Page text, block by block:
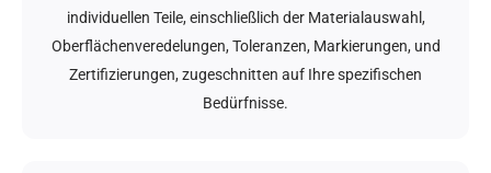
individuellen Teile, einschließlich der Materialauswahl,
Oberflächenveredelungen, Toleranzen, Markierungen, und
Zertifizierungen, zugeschnitten auf Ihre spezifischen
Bedürfnisse.